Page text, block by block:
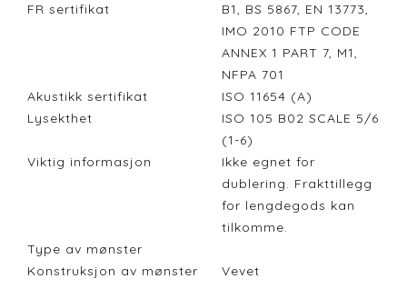
FR sertifikat
B1, BS 5867, EN 13773,
IMO 2010 FTP CODE
ANNEX 1 PART 7, M1,
NFPA 701
Akustikk sertifikat
ISO 11654 (A)
Lysekthet
ISO 105 B02 SCALE 5/6
(1-6)
Viktig informasjon
Ikke egnet for
dublering. Frakttillegg
for lengdegods kan
tilkomme.
Type av mønster
Konstruksjon av mønster
Vevet